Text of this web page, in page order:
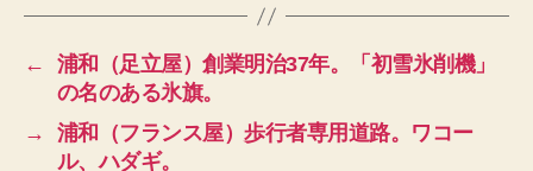
←
浦和（足立屋）創業明治37年。「初雪氷削機」
の名のある氷旗。
→
浦和（フランス屋）歩行者専用道路。ワコー
ル、ハダギ。